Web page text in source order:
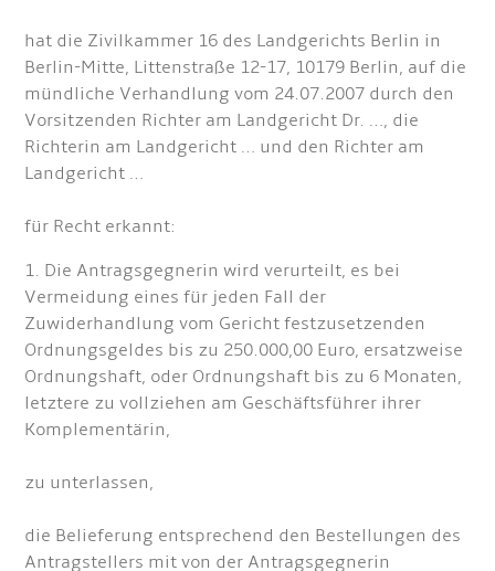
hat die Zivilkammer 16 des Landgerichts Berlin in
Berlin-Mitte, Littenstraße 12-17, 10179 Berlin, auf die
mündliche Verhandlung vom 24.07.2007 durch den
Vorsitzenden Richter am Landgericht Dr. …, die
Richterin am Landgericht … und den Richter am
Landgericht …
für Recht erkannt:
1. Die Antragsgegnerin wird verurteilt, es bei
Vermeidung eines für jeden Fall der
Zuwiderhandlung vom Gericht festzusetzenden
Ordnungsgeldes bis zu 250.000,00 Euro, ersatzweise
Ordnungshaft, oder Ordnungshaft bis zu 6 Monaten,
letztere zu vollziehen am Geschäftsführer ihrer
Komplementärin,
zu unterlassen,
die Belieferung entsprechend den Bestellungen des
Antragstellers mit von der Antragsgegnerin